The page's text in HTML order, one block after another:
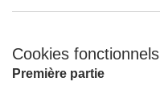
Cookies fonctionnels
Première partie